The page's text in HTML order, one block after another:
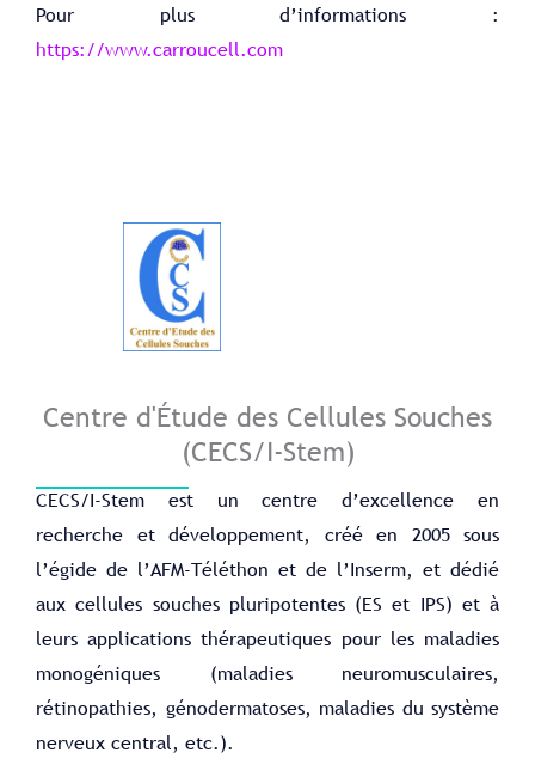
Pour plus d’informations :
https://www.carroucell.com
Centre d'Étude des Cellules Souches
(CECS/I-Stem)
CECS/I-Stem est un centre d’excellence en
recherche et développement, créé en 2005 sous
l’égide de l’AFM-Téléthon et de l’Inserm, et dédié
aux cellules souches pluripotentes (ES et IPS) et à
leurs applications thérapeutiques pour les maladies
monogéniques (maladies neuromusculaires,
rétinopathies, génodermatoses, maladies du système
nerveux central, etc.).